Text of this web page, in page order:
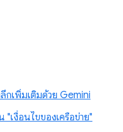
กเพิ่มเติมด้วย Gemini
เงื่อนไขของเครือข่าย"